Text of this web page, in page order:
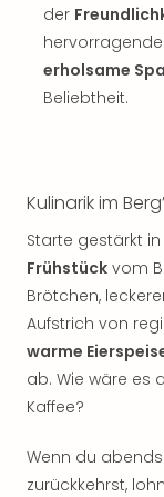
der
erholsame
Beliebtheit.
Kulinarik im
Starte gestärkt
Frühstück vom
Brötchen,
Aufstrich von
warme
ab. Wie wäre es
Kaffee?
Wenn du
zurückkehrst,